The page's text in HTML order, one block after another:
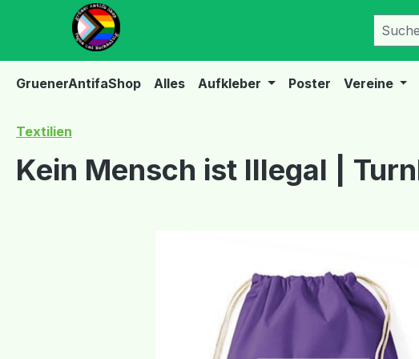
Hauptinhalt springen
Zur Suche springen
Zur Hauptnavigation springen
GruenerAntifaShop Alles Aufkleber Poster Vereine
Textilien
Kein Mensch ist Illegal |